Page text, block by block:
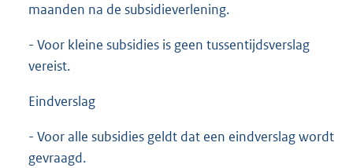
maanden na de subsidieverlening.
- Voor kleine subsidies is geen tussentijdsverslag
vereist.
Eindverslag
- Voor alle subsidies geldt dat een eindverslag wordt
gevraagd.